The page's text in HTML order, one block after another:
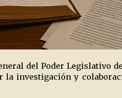
del Poder Legislativo
la investigación y